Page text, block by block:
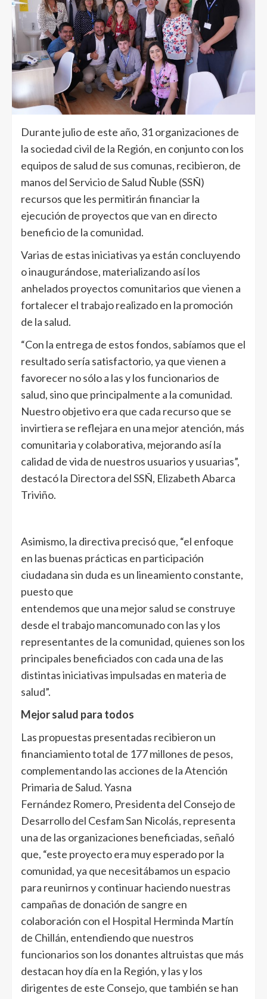
Durante julio de este año, 31 organizaciones de
la sociedad civil de la Región, en conjunto con los
equipos de salud de sus comunas, recibieron, de
manos del Servicio de Salud Ñuble (SSÑ)
recursos que les permitirán financiar la
ejecución de proyectos que van en directo
beneficio de la comunidad.
Varias de estas iniciativas ya están concluyendo
o inaugurándose, materializando así los
anhelados proyectos comunitarios que vienen a
fortalecer el trabajo realizado en la promoción
de la salud.
“Con la entrega de estos fondos, sabíamos que el
resultado sería satisfactorio, ya que vienen a
favorecer no sólo a las y los funcionarios de
salud, sino que principalmente a la comunidad.
Nuestro objetivo era que cada recurso que se
invirtiera se reflejara en una mejor atención, más
comunitaria y colaborativa, mejorando así la
calidad de vida de nuestros usuarios y usuarias”,
destacó la Directora del SSÑ, Elizabeth Abarca
Triviño.
Asimismo, la directiva precisó que, “el enfoque
en las buenas prácticas en participación
ciudadana sin duda es un lineamiento constante,
puesto que
entendemos que una mejor salud se construye
desde el trabajo mancomunado con las y los
representantes de la comunidad, quienes son los
principales beneficiados con cada una de las
distintas iniciativas impulsadas en materia de
salud”.
Mejor salud para todos
Las propuestas presentadas recibieron un
financiamiento total de 177 millones de pesos,
complementando las acciones de la Atención
Primaria de Salud. Yasna
Fernández Romero, Presidenta del Consejo de
Desarrollo del Cesfam San Nicolás, representa
una de las organizaciones beneficiadas, señaló
que, “este proyecto era muy esperado por la
comunidad, ya que necesitábamos un espacio
para reunirnos y continuar haciendo nuestras
campañas de donación de sangre en
colaboración con el Hospital Herminda Martín
de Chillán, entendiendo que nuestros
funcionarios son los donantes altruistas que más
destacan hoy día en la Región, y las y los
dirigentes de este Consejo, que también se han